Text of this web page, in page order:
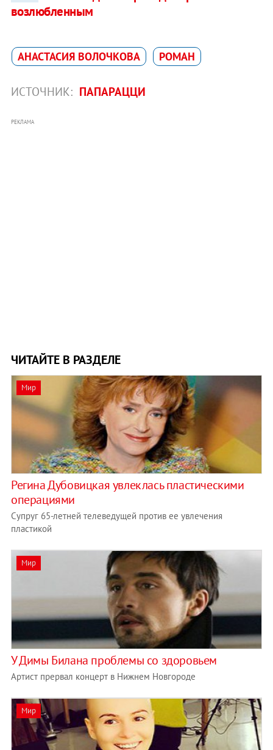
возлюбленным
АНАСТАСИЯ ВОЛОЧКОВА РОМАН
ИСТОЧНИК: ПАПАРАЦЦИ
РЕКЛАМА
ЧИТАЙТЕ В РАЗДЕЛЕ
Мир
Регина Дубовицкая увлеклась пластическими
операциями
Супруг 65-летней телеведущей против ее увлечения
пластикой
Мир
У Димы Билана проблемы со здоровьем
Артист прервал концерт в Нижнем Новгороде
Мир